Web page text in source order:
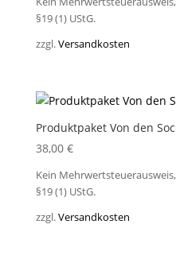
§19 (1) UStG.
zzgl.Versandkosten
Produktpaket Von den
38,00 €
Kein
§19 (1) UStG.
zzgl.Versandkosten